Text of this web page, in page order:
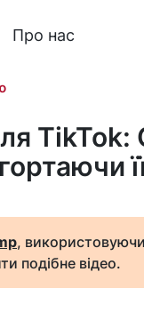
Про нас
,
подібне відео.